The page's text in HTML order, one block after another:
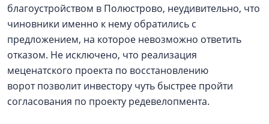
благоустройством в Полюстрово, неудивительно, что
чиновники именно к нему обратились с
предложением, на которое невозможно ответить
отказом. Не исключено, что реализация
меценатского проекта по восстановлению
ворот позволит инвестору чуть быстрее пройти
согласования по проекту редевелопмента.